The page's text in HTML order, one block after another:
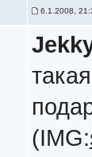
6.1.2008,
(IMG: